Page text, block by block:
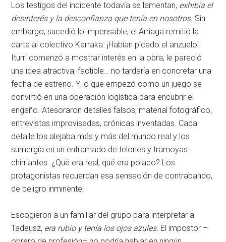
Los testigos del incidente todavía se lamentan, exhibía el
desinterés y la desconfianza que tenía en nosotros. Sin
embargo, sucedió lo impensable, el Arriaga remitió la
carta al colectivo Karraka. ¡Habían picado el anzuelo!
Iturri comenzó a mostrar interés en la obra, le pareció
una idea atractiva, factible… no tardaría en concretar una
fecha de estreno. Y lo que empezó como un juego se
convirtió en una operación logística para encubrir el
engaño. Atesoraron detalles falsos, material fotográfico,
entrevistas improvisadas, crónicas inventadas. Cada
detalle los alejaba más y más del mundo real y los
sumergía en un entramado de telones y tramoyas
chirriantes. ¿Qué era real, qué era polaco? Los
protagonistas recuerdan esa sensación de contrabando,
de peligro inminente.
Escogieron a un familiar del grupo para interpretar a
Tadeusz, era rubio y tenía los ojos azules. El impostor –